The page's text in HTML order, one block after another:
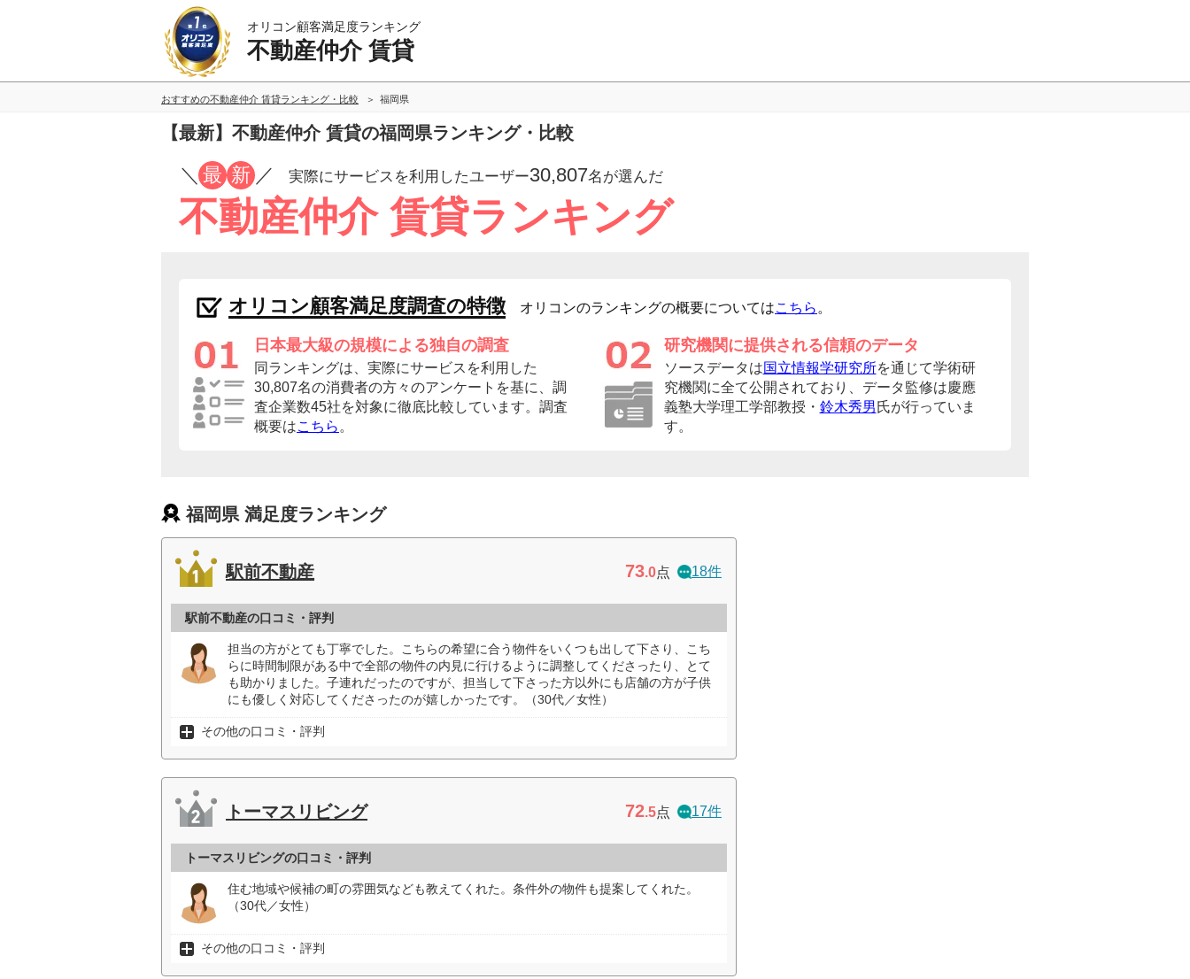
オリコン顧客満足度ランキング
不動産仲介 賃貸
おすすめの不動産仲介 賃貸ランキング・比較 福岡県
【最新】不動産仲介 賃貸の福岡県ランキング・比較
／ 最 新 ／ 実際にサービスを利用したユーザー30,807名が選んだ
不動産仲介 賃貸ランキング
オリコン顧客満足度調査の特徴 オリコンのランキングの概要についてはこちら 。
日本最大級の規模による独自の調査
同ランキングは、実際にサービスを利用した
30,807名の消費者の方々のアンケートを基に、調
査企業数45社を対象に徹底比較しています。調査
概要はこちら 。
研究機関に提供される信頼のデータ
ソースデータは国立情報学研究所を通じて学術研
究機関に全て公開されており、データ監修は慶應
義塾大学理工学部教授・ 鈴木秀男 氏が行っていま
す。
福岡県 満足度ランキング
駅前不動産 73.0点 18件
駅前不動産の口コミ・評判
担当の方がとても丁寧でした。こちらの希望に合う物件をいくつも出して下さり、こち
らに時間制限がある中で全部の物件の内見に行けるように調整してくださったり、とて
も助かりました。子連れだったのですが、担当して下さった方以外にも店舗の方が子供
にも優しく対応してくださったのが嬉しかったです。（30代／女性）
その他の口コミ・評判
トーマスリビング 72.5点 17件
トーマスリビングの口コミ・評判
住む地域や候補の町の雰囲気なども教えてくれた。条件外の物件も提案してくれた。
（30代／女性）
その他の口コミ・評判